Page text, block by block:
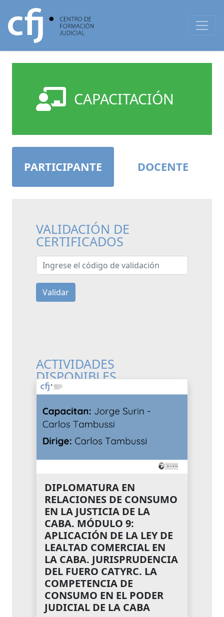
CAPACITACIÓN
PARTICIPANTE DOCENTE
VALIDACIÓN DE
CERTIFICADOS
Ingrese el código de validación
Validar
ACTIVIDADES
DISPONIBLES
DIPLOMATURA EN
RELACIONES DE CONSUMO
EN LA JUSTICIA DE LA
CABA. MÓDULO 9:
APLICACIÓN DE LA LEY DE
LEALTAD COMERCIAL EN
LA CABA. JURISPRUDENCIA
DEL FUERO CATYRC. LA
COMPETENCIA DE
CONSUMO EN EL PODER
JUDICIAL DE LA CABA